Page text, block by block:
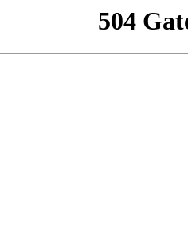
504